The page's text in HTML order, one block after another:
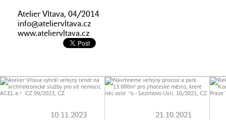
Atelier Vltava, 04/2014
info@ateliervltava.cz
www.ateliervltava.cz
10.11.2023 21.10.2021